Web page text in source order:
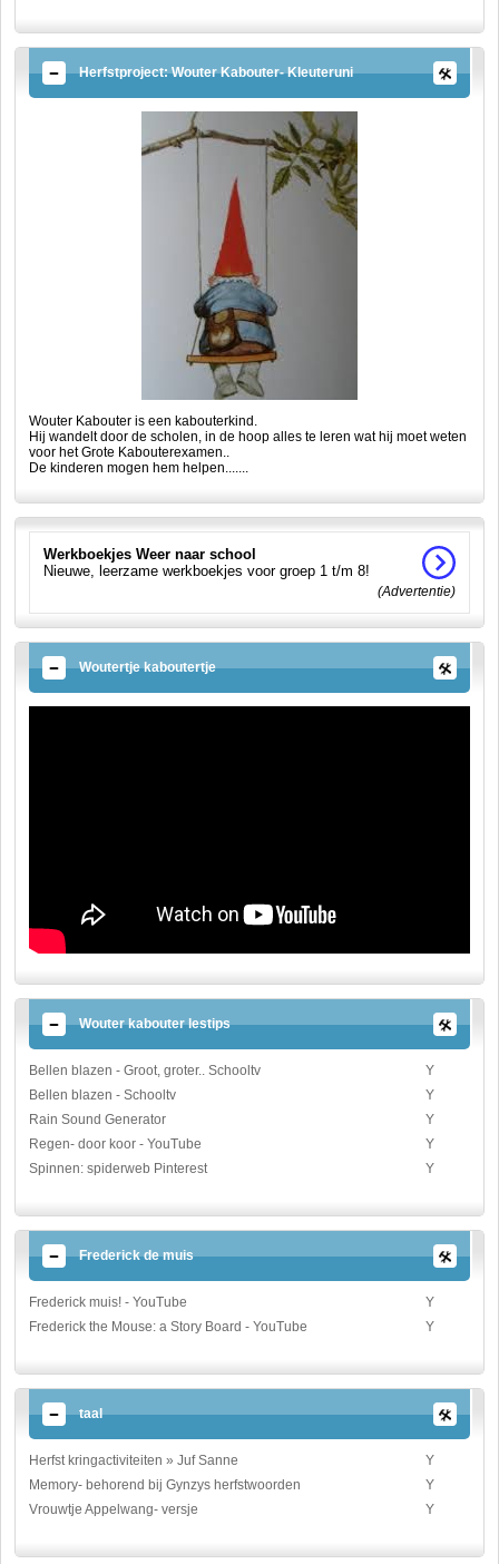
Herfstproject: Wouter Kabouter- Kleuteruni
Wouter Kabouter is een kabouterkind.
Hij wandelt door de scholen, in de hoop alles te leren wat hij moet weten
voor het Grote Kabouterexamen..
De kinderen mogen hem helpen.......
Werkboekjes Weer naar school
Nieuwe, leerzame werkboekjes voor groep 1 t/m 8!
(Advertentie)
Woutertje kaboutertje
Wouter kabouter lestips
Bellen blazen - Groot, groter.. Schooltv
Y
Bellen blazen - Schooltv
Y
Rain Sound Generator
Y
Regen- door koor - YouTube
Y
Spinnen: spiderweb Pinterest
Y
Frederick de muis
Frederick muis! - YouTube
Y
Frederick the Mouse: a Story Board - YouTube
Y
taal
Herfst kringactiviteiten » Juf Sanne
Y
Memory- behorend bij Gynzys herfstwoorden
Y
Vrouwtje Appelwang- versje
Y